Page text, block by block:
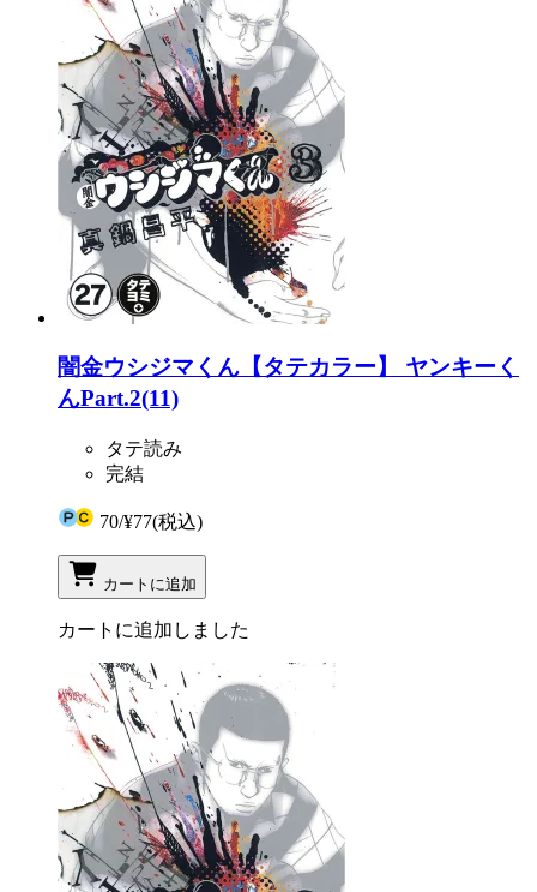
闇金ウシジマくん【タテカラー】 ヤンキーく
んPart.2(11)
タテ読み
完結
70/¥77(税込)
カートに追加
カートに追加しました